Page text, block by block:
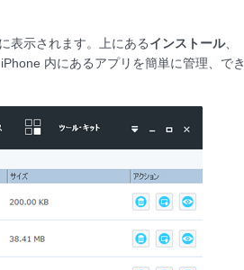
表示されます。上にあるインストール、
内にあるアプリを簡単に管理、でき